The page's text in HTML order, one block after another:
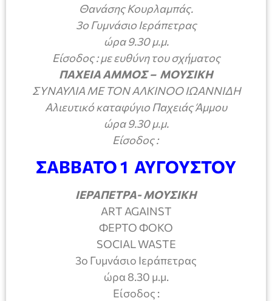
Θανάσης Κουρλαμπάς.
3ο Γυμνάσιο Ιεράπετρας
ώρα 9.30 μ.μ.
Είσοδος : με ευθύνη του σχήματος
ΠΑΧΕΙΑ ΑΜΜΟΣ – ΜΟΥΣΙΚΗ
ΣΥΝΑΥΛΙΑ ΜΕ ΤΟΝ ΑΛΚΙΝΟΟ ΙΩΑΝΝΙΔΗ
Αλιευτικό καταφύγιο Παχειάς Άμμου
ώρα 9.30 μ.μ.
Είσοδος :
ΣΑΒΒΑΤΟ 1 ΑΥΓΟΥΣΤΟΥ
ΙΕΡΑΠΕΤΡΑ- ΜΟΥΣΙΚΗ
ART AGAINST
ΦΕΡΤΟ ΦΟΚΟ
SOCIAL WASTE
3ο Γυμνάσιο Ιεράπετρας
ώρα 8.30 μ.μ.
Είσοδος :